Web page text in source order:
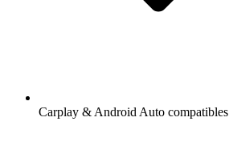
Carplay & Android Auto compatibles